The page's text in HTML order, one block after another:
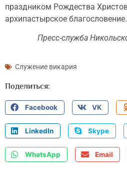
праздником Рождества
архипастырское благословение.
Пресс-служба
Служение викария
Поделиться:
Facebook VK
LinkedIn Skype
WhatsApp Email